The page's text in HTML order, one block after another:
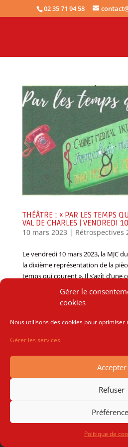
Gérer le
cookies
Nous utilisons des cookies pour
Gérer les services
Accepter
Refuser
Politique de
02 35 71 94 58
THÉÂTRE : « PAR LES TEMPS
VAL DE CHARLES | VENDREDI
10 mars 2023 | Rétrospectives
Le vendredi 10 mars 2023, la MJC
la dixième représentation de la
temps qui courent ». Il s’agît d’une
compagnie du Val de Charles.
confection a été...
mentions